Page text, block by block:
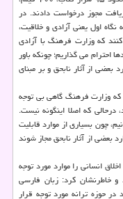
و... برای دریافت مجوز درخواست دادند. در
نگاه اول یعنی آزادی و خلاقیت،
که وزارت فرهنگ با آزادی
احترام می گذاریم؛ چونکه باور
بعضی از آثار نابحق و بر مبنای
وزارت فرهنگ گاهی بی توجه
که اصلا اینگونه نیست.
چون بسیاری از موارد قابلیت
بعضی از آثار نابحق مجاز شوند
انسانی را موارد مورد توجه
و خاطرنشان کرد: زبان فارسی
حوزه ترانه مورد توجه قرار